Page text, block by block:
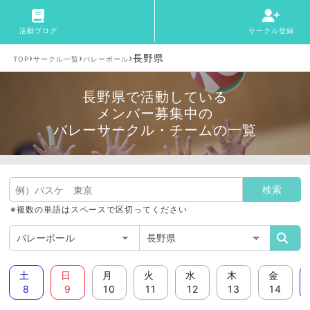
活動ブログ サークル登録
TOP›サークル一覧 › バレーボール›長野県
長野県で活動している
メンバー募集中の
バレーサークル・チームの一覧
※複数の単語はスペースで区切ってください
土
8
日
9
月
10
火
11
水
12
木
13
金
14